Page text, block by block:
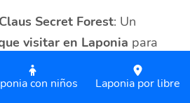
Secret Forest: Un
visitar en Laponia para
forma más íntima (y
pasta).
con niños Laponia por libre